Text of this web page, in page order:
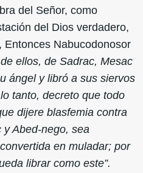
del Señor, como
del Dios verdadero,
Nabucodonosor
ellos, de Sadrac, Mesac
ángel y libró a sus siervos
tanto, decreto que todo
dijere blasfemia contra
Abed-nego, sea
en muladar; por
librar como este”.